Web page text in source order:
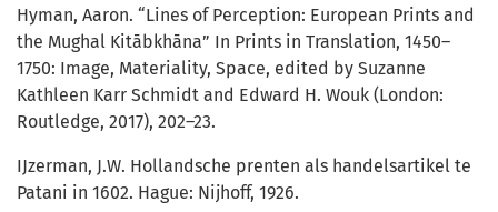
Hyman, Aaron. “Lines of Perception: European Prints and
the Mughal Kitābkhāna” In Prints in Translation, 1450–
1750: Image, Materiality, Space, edited by Suzanne
Kathleen Karr Schmidt and Edward H. Wouk (London:
Routledge, 2017), 202–23.
IJzerman, J.W. Hollandsche prenten als handelsartikel te
Patani in 1602. Hague: Nijhoff, 1926.